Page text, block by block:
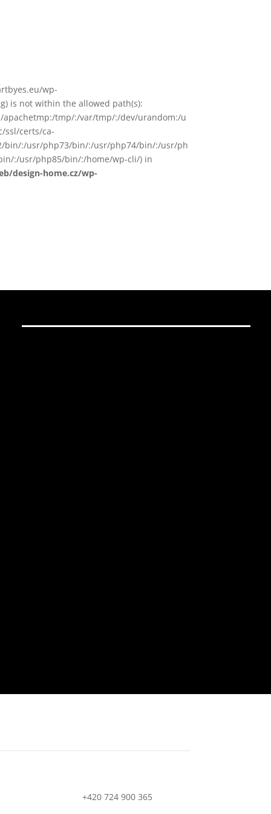
wp-
is not within the allowed path(s):
tmp/:/var/tmp/:/dev/urandom:/u
ssl/certs/ca-
:/usr/php73/bin/:/usr/php74/bin/:/usr/ph
:/usr/php85/bin/:/home/wp-cli/) in
design-home.cz/wp-
+420 724 900 365